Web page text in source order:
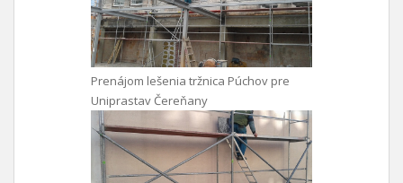
Prenájom lešenia tržnica Púchov pre
Uniprastav Čereňany